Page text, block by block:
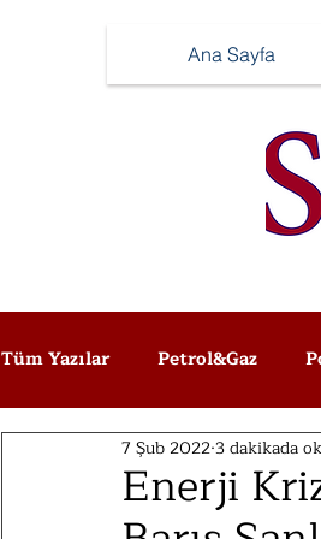
Tüm Yazılar Petrol&Gaz
Enerji
7 Şub 20223 dakikada
Ana Sayfa